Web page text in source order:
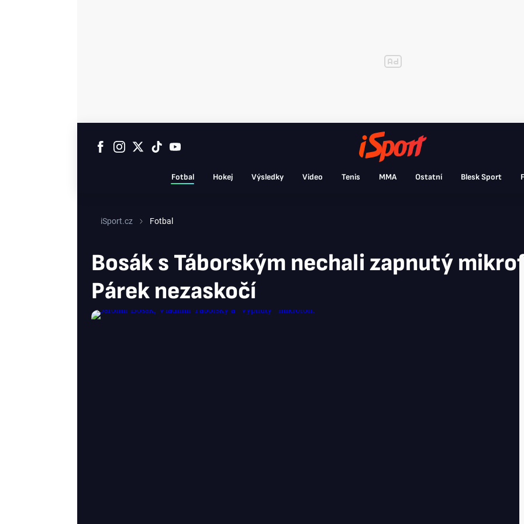
Fotbal Hokej Výsledky Video Tenis MMA Ostatní Blesk Sport
iSport.cz Fotbal
Bosák s Táborským nechali zapnutý
Párek nezaskočí